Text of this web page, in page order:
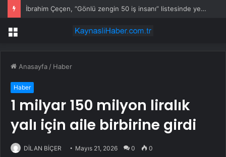
İbrahim Çeçen, “Gönlü zengin 50 iş insanı” listesinde yer aldı
Menü
Anasayfa / Haber
Haber
1 milyar 150 milyon liralık
yalı için aile birbirine girdi
DİLAN BİÇER Mayıs 21, 2026 0 0